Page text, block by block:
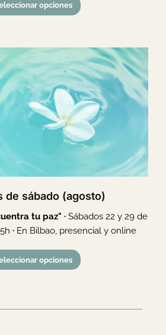
opciones
de sábado (agosto)
tu paz" · Sábados 22 y 29 de
· En Bilbao, presencial y online
opciones